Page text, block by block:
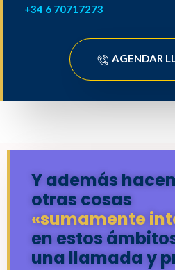
+34 6 70717273
AGENDAR
Y además
otras cosas
«sumamente
en estos
una llamada y